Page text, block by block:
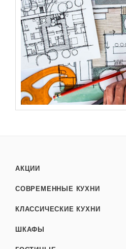
АКЦИИ
СОВРЕМЕННЫЕ КУХНИ
КЛАССИЧЕСКИЕ КУХНИ
ШКАФЫ